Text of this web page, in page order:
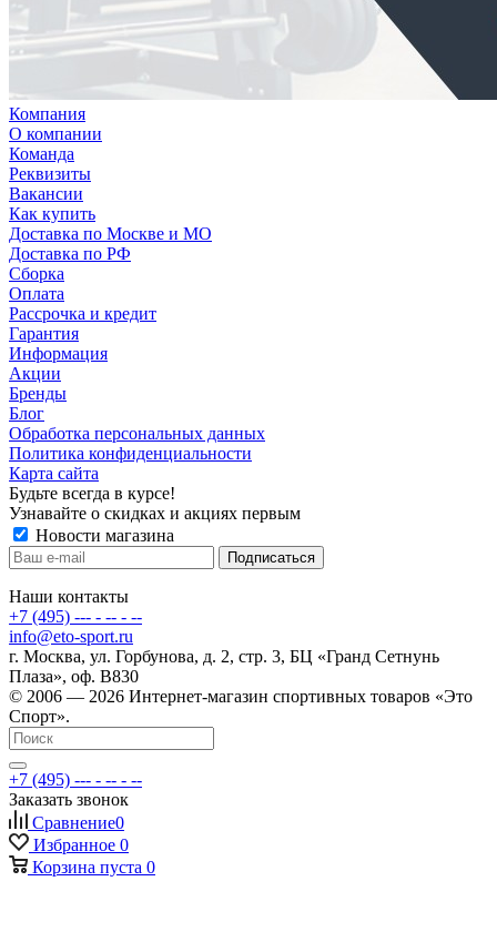
Компания
О компании
Команда
Реквизиты
Вакансии
Как купить
Доставка по Москве и МО
Доставка по РФ
Сборка
Оплата
Рассрочка и кредит
Гарантия
Информация
Акции
Бренды
Блог
Обработка персональных данных
Политика конфиденциальности
Карта сайта
Будьте всегда в курсе!
Узнавайте о скидках и акциях первым
Новости магазина
Наши контакты
+7 (495) --- - -- - --
info@eto-sport.ru
г. Москва, ул. Горбунова, д. 2, стр. 3, БЦ «Гранд Сетнунь
Плаза», оф. В830
© 2006 — 2026 Интернет-магазин спортивных товаров «Это
Спорт».
+7 (495) --- - -- - --
Заказать звонок
Сравнение0
Избранное 0
Корзина пуста 0